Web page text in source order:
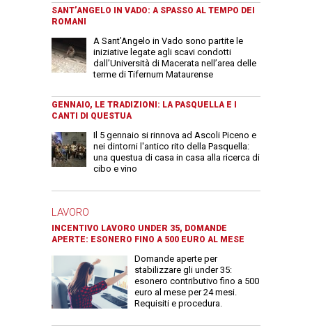
SANT’ANGELO IN VADO: A SPASSO AL TEMPO DEI
ROMANI
A Sant’Angelo in Vado sono partite le
iniziative legate agli scavi condotti
dall’Università di Macerata nell’area delle
terme di Tifernum Mataurense
GENNAIO, LE TRADIZIONI: LA PASQUELLA E I
CANTI DI QUESTUA
Il 5 gennaio si rinnova ad Ascoli Piceno e
nei dintorni l'antico rito della Pasquella:
una questua di casa in casa alla ricerca di
cibo e vino
LAVORO
INCENTIVO LAVORO UNDER 35, DOMANDE
APERTE: ESONERO FINO A 500 EURO AL MESE
Domande aperte per
stabilizzare gli under 35:
esonero contributivo fino a 500
euro al mese per 24 mesi.
Requisiti e procedura.